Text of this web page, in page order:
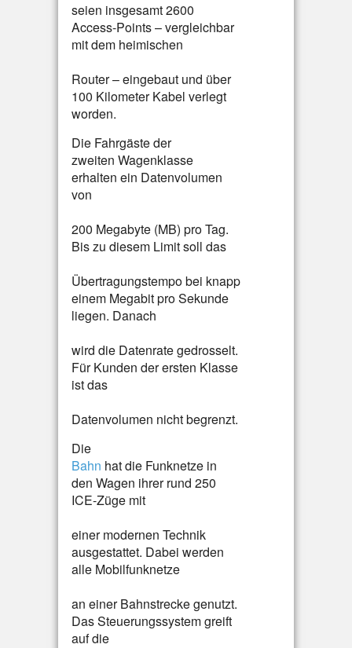
seien insgesamt 2600
Access-Points – vergleichbar
mit dem heimischen
Router – eingebaut und über
100 Kilometer Kabel verlegt
worden.
Die Fahrgäste der
zweiten Wagenklasse
erhalten ein Datenvolumen
von
200 Megabyte (MB) pro Tag.
Bis zu diesem Limit soll das
Übertragungstempo bei knapp
einem Megabit pro Sekunde
liegen. Danach
wird die Datenrate gedrosselt.
Für Kunden der ersten Klasse
ist das
Datenvolumen nicht begrenzt.
Die
Bahn hat die Funknetze in
den Wagen ihrer rund 250
ICE-Züge mit
einer modernen Technik
ausgestattet. Dabei werden
alle Mobilfunknetze
an einer Bahnstrecke genutzt.
Das Steuerungssystem greift
auf die